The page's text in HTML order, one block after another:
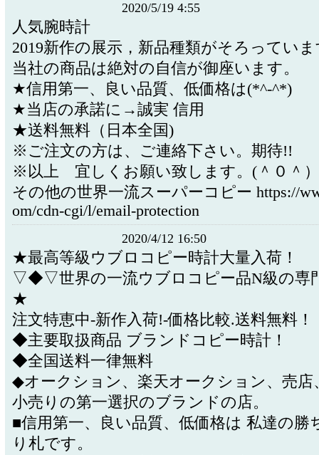
2020/5/19 4:55
人気腕時計
2019新作の展示，新品種類がそろってい
当社の商品は絶対の自信が御座います。
★信用第一、良い品質、低価格は(*^-^*)
★当店の承諾に→誠実 信用
★送料無料（日本全国)
※ご注文の方は、ご連絡下さい。期待!!
※以上 宜しくお願い致します。(＾０＾）
その他の世界一流スーパーコピー https://
om/cdn-cgi/l/email-protection
2020/4/12 16:50
★最高等級ウブロコピー時計大量入荷！
▽◆▽世界の一流ウブロコピー品N級の専
★
注文特恵中-新作入荷!-価格比較.送料無料！
◆主要取扱商品 ブランドコピー時計！
◆全国送料一律無料
◆オークション、楽天オークション、売店
小売りの第一選択のブランドの店。
■信用第一、良い品質、低価格は 私達の勝
り札です。